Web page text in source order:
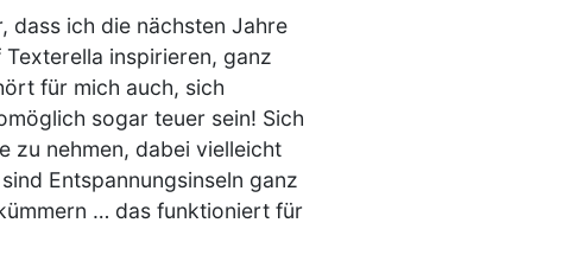
dass ich die nächsten Jahre
inspirieren, ganz
für mich auch, sich
sogar teuer sein! Sich
zu nehmen, dabei vielleicht
Entspannungsinseln ganz
… das funktioniert für